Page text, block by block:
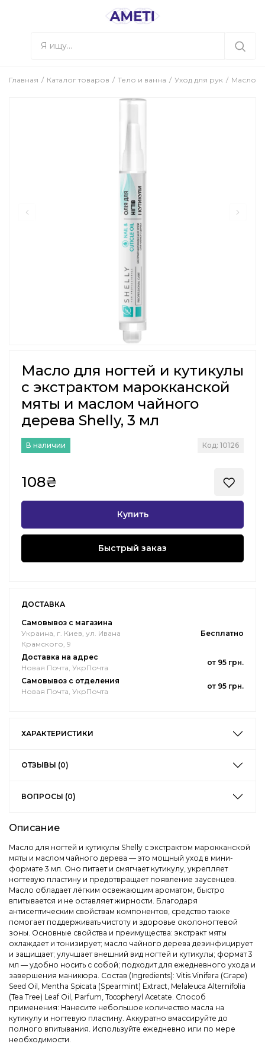
Главная Каталог товаров Тело и ванна Уход для рук Масло
Масло для ногтей и кутикулы
с экстрактом марокканской
мяты и маслом чайного
дерева Shelly, 3 мл
В наличии Код: 10126
108₴
Купить
Быстрый заказ
ДОСТАВКА
Самовывоз с магазина
Украина, г. Киев, ул. Ивана
Крамского, 9
Бесплатно
Доставка на адрес
Новая Почта, УкрПочта
от 95 грн.
Самовывоз с отделения
Новая Почта, УкрПочта
от 95 грн.
ХАРАКТЕРИСТИКИ
ОТЗЫВЫ (0)
ВОПРОСЫ (0)
Описание
Масло для ногтей и кутикулы Shelly с экстрактом марокканской
мяты и маслом чайного дерева — это мощный уход в мини-
формате 3 мл. Оно питает и смягчает кутикулу, укрепляет
ногтевую пластину и предотвращает появление заусенцев.
Масло обладает лёгким освежающим ароматом, быстро
впитывается и не оставляет жирности. Благодаря
антисептическим свойствам компонентов, средство также
помогает поддерживать чистоту и здоровье околоногтевой
зоны. Основные свойства и преимущества: экстракт мяты
охлаждает и тонизирует; масло чайного дерева дезинфицирует
и защищает; улучшает внешний вид ногтей и кутикулы; формат 3
мл — удобно носить с собой; подходит для ежедневного ухода и
завершения маникюра. Состав (Ingredients): Vitis Vinifera (Grape)
Seed Oil, Mentha Spicata (Spearmint) Extract, Melaleuca Alternifolia
(Tea Tree) Leaf Oil, Parfum, Tocopheryl Acetate. Способ
применения: Нанесите небольшое количество масла на
кутикулу и ногтевую пластину. Аккуратно вмассируйте до
полного впитывания. Используйте ежедневно или по мере
необходимости.